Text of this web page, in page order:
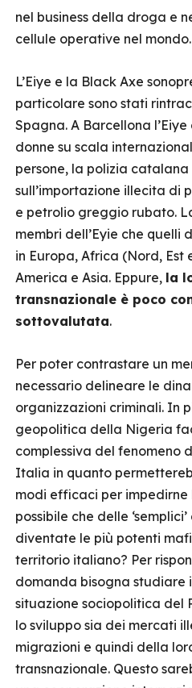
nel business della droga e
cellule operative nel mondo.
L’Eiye e la Black Axe
particolare sono stati
Spagna. A Barcellona
donne su scala
persone, la polizia
sull’importazione illecita di
e petrolio greggio rubato.
membri dell’Eyie che quelli
in Europa, Africa (Nord, Est
America e Asia. Eppure, la
transnazionale è poco
sottovalutata.
Per poter contrastare un
necessario delineare le
organizzazioni criminali. In
geopolitica della Nigeria
complessiva del fenomeno
Italia in quanto
modi efficaci per impedirne
possibile che delle
diventate le più potenti
territorio italiano? Per
domanda bisogna studiare
situazione sociopolitica del
lo sviluppo sia dei mercati
migrazioni e quindi della
transnazionale. Questo